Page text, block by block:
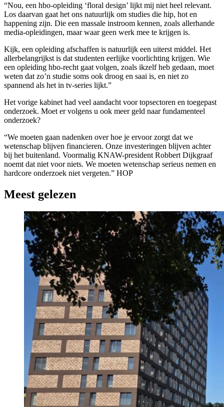
“Nou, een hbo-opleiding ‘floral design’ lijkt mij niet heel relevant.
Los daarvan gaat het ons natuurlijk om studies die hip, hot en
happening zijn. Die een massale instroom kennen, zoals allerhande
media-opleidingen, maar waar geen werk mee te krijgen is.
Kijk, een opleiding afschaffen is natuurlijk een uiterst middel. Het
allerbelangrijkst is dat studenten eerlijke voorlichting krijgen. Wie
een opleiding hbo-recht gaat volgen, zoals ikzelf heb gedaan, moet
weten dat zo’n studie soms ook droog en saai is, en niet zo
spannend als het in tv-series lijkt.”
Het vorige kabinet had veel aandacht voor topsectoren en toegepast
onderzoek. Moet er volgens u ook meer geld naar fundamenteel
onderzoek?
“We moeten gaan nadenken over hoe je ervoor zorgt dat we
wetenschap blijven financieren. Onze investeringen blijven achter
bij het buitenland. Voormalig KNAW-president Robbert Dijkgraaf
noemt dat niet voor niets. We moeten wetenschap serieus nemen en
hardcore onderzoek niet vergeten.” HOP
Meest gelezen